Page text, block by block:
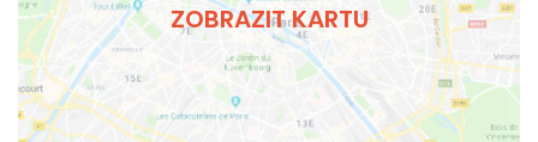
ZOBRAZIT KARTU